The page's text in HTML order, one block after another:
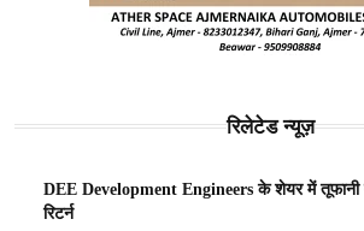
रिलेटेड न्यूज़
DEE Development Engineers के शेयर में तूफानी
रिटर्न